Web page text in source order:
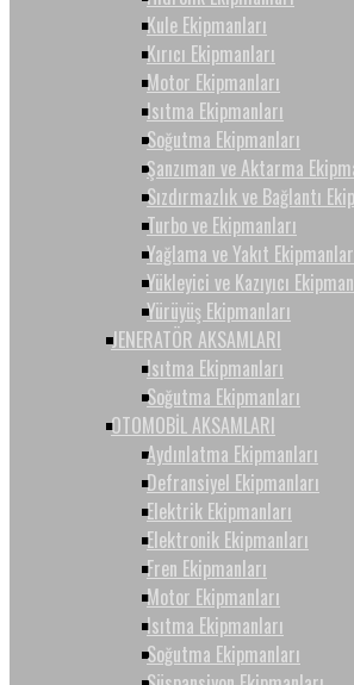
Kule Ekipmanları
Kırıcı Ekipmanları
Motor Ekipmanları
Isıtma Ekipmanları
Soğutma Ekipmanları
Şanzıman ve Aktarma
Sızdırmazlık ve Bağlantı
Turbo ve Ekipmanları
Yağlama ve Yakıt
Yükleyici ve Kazıyıcı
Yürüyüş Ekipmanları
JENERATÖR AKSAMLARI
Isıtma Ekipmanları
Soğutma Ekipmanları
OTOMOBİL AKSAMLARI
Aydınlatma Ekipmanları
Defransiyel Ekipmanları
Elektrik Ekipmanları
Elektronik Ekipmanları
Fren Ekipmanları
Motor Ekipmanları
Isıtma Ekipmanları
Soğutma Ekipmanları